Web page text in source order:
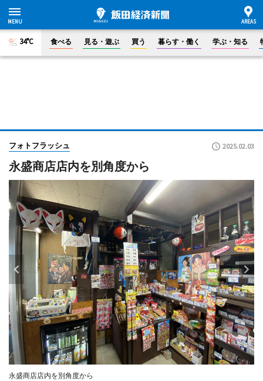
34°C 食べる 見る・遊ぶ 買う 暮らす・働く 学ぶ・知る
フォトフラッシュ 2025.02.03
永盛商店店内を別角度から
永盛商店店内を別角度から